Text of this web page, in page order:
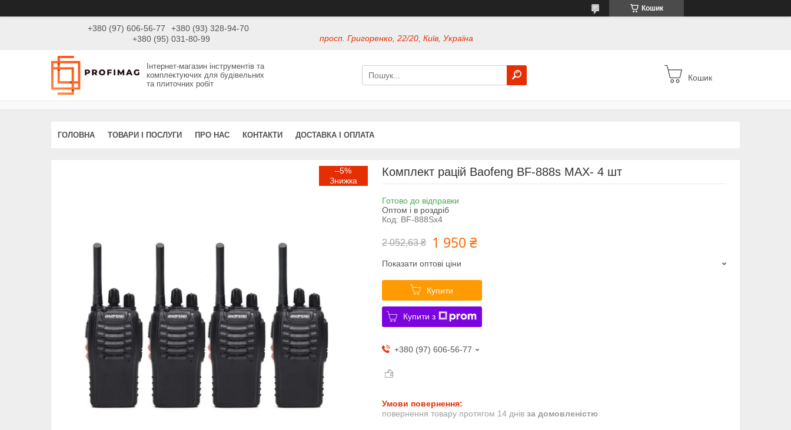
Кошик
+380 (97) 606-56-77
+380 (93) 328-94-70
+380 (95) 031-80-99
просп. Григоренко, 22/20, Київ, Україна
Інтернет-магазин інструментів та
комплектуючих для будівельних
та плиточних робіт
Кошик
ГОЛОВНА ТОВАРИ І ПОСЛУГИ ПРО НАС КОНТАКТИ ДОСТАВКА І ОПЛАТА
–5% Комплект рацій Baofeng BF-888s MAX- 4 шт
Готово до відправки
Оптом і в роздріб
Код: BF-888Sx4
2 052,63 ₴ 1 950 ₴
Показати оптові ціни
Купити
Купити з
+380 (97) 606-56-77
повернення товару протягом 14 днів за домовленістю